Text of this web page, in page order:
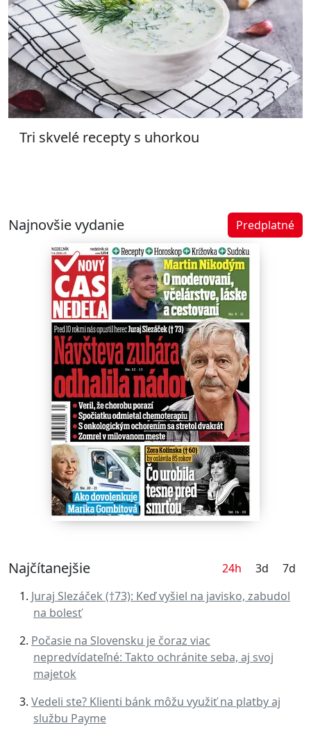
Tri skvelé recepty s uhorkou
Najnovšie vydanie Predplatné
Najčítanejšie 24h 3d
7d
Juraj Slezáček (†73): Keď vyšiel na javisko, zabudol
na bolesť
Počasie na Slovensku je čoraz viac
nepredvídateľné: Takto ochránite seba, aj svoj
majetok
Vedeli ste? Klienti bánk môžu využiť na platby aj
službu Payme